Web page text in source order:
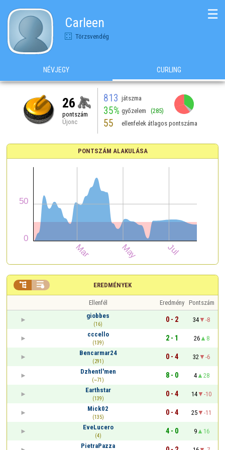
Carleen
Törzsvendég
☰
NÉVJEGY CURLING
26
pontszám
Újonc
813 játszma
35% győzelem (285)
55 ellenfelek átlagos pontszáma
PONTSZÁM ALAKULÁSA
EREDMÉNYEK
 
Ellenfél Eredmény Pontszám
giobbes
(16)
0 - 2 34
-8
cccello
(139)
2 - 1 26
8
Bencarmar24
(291)
0 - 4 32
-6
Dzhentl'men
(~71)
8 - 0 4
28
Earthstar
(139)
0 - 4 14
-10
Mick02
(135)
0 - 4 25
-11
EveLucero
(4)
4 - 0 9
16
PietraPazza